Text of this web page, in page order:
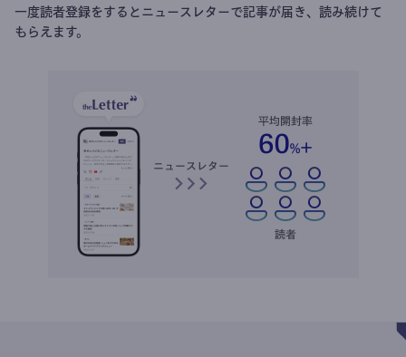
一度読者登録をするとニュースレターで記事が届き、読み続けて
もらえます。